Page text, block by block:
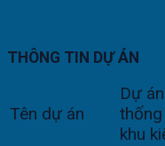
THÔNG TIN DỰ ÁN
Tên dự án
Dự
khu